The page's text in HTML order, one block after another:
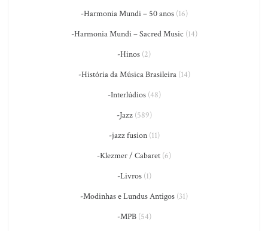
-Harmonia Mundi – 50 anos(16)
-Harmonia Mundi – Sacred Music (14)
-Hinos (2)
-História da Música Brasileira(14)
-Interlúdios(48)
-Jazz(589)
-jazz fusion(11)
-Klezmer / Cabaret (6)
-Livros(1)
-Modinhas e Lundus Antigos (31)
-MPB(54)